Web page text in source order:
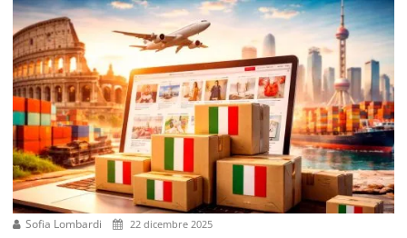
Sofia Lombardi 22 dicembre 2025